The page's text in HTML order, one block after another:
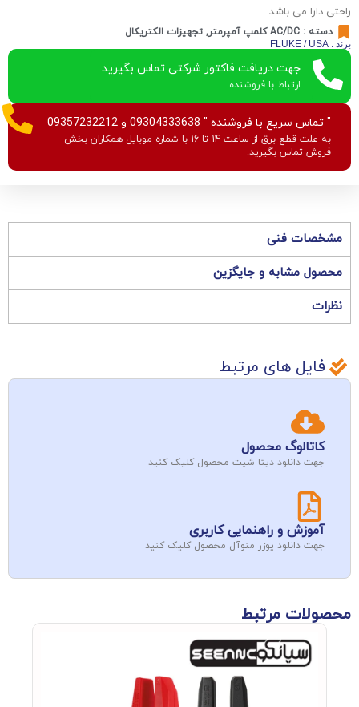
راحتی دارا می باشد.
دسته : AC/DC کلمپ آمپرمتر , تجهیزات الکتریکال
برند : FLUKE / USA
جهت دریافت فاکتور شرکتی تماس بگیرید
ارتباط با فروشنده
" تماس سریع با فروشنده " 09304333638 و 09357232212
به علت قطع برق از ساعت 14 تا 16 با شماره موبایل همکاران بخش
فروش تماس بگیرید.
مشخصات فنی
محصول مشابه و جایگزین
نظرات
فایل های مرتبط
کاتالوگ محصول
جهت دانلود دیتا شیت محصول کلیک کنید
آموزش و راهنمایی کاربری
جهت دانلود یوزر منوآل محصول کلیک کنید
محصولات مرتبط